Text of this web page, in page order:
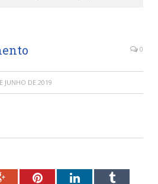
0
JUNHO DE 2019
Google+PinterestLinkedInTumblr